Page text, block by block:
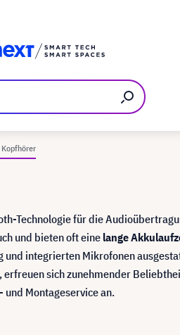
Technologie für die
und bieten oft eine lange
und integrierten Mikrofonen
sich zunehmender
Montageservice an.